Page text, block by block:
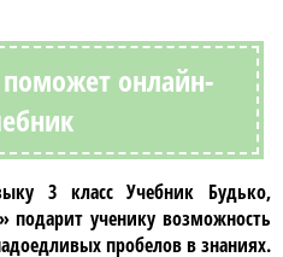
онлайн-
3 класс Учебник Будько,
подарит ученику возможность
пробелов в знаниях.